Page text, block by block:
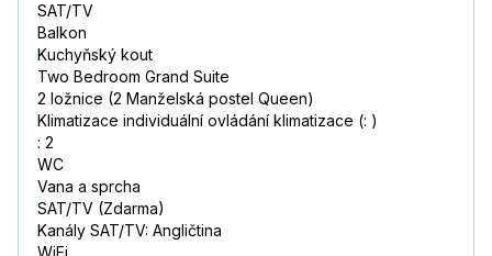
SAT/TV
Balkon
Kuchyňský kout
Two Bedroom Grand Suite
2 ložnice (2 Manželská postel Queen)
Klimatizace individuální ovládání klimatizace (: )
: 2
WC
Vana a sprcha
SAT/TV (Zdarma)
Kanály SAT/TV: Angličtina